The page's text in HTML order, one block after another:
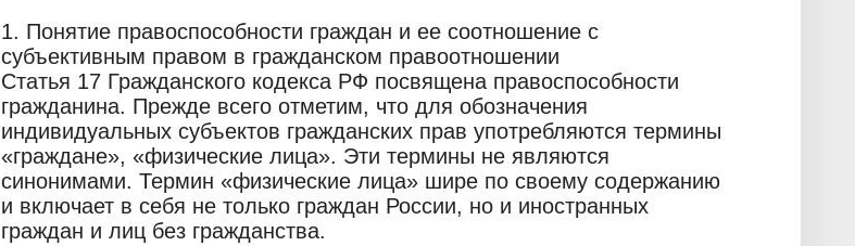
1. Понятие правоспособности граждан и ее соотношение с
субъективным правом в гражданском правоотношении
Статья 17 Гражданского кодекса РФ посвящена правоспособности
гражданина. Прежде всего отметим, что для обозначения
индивидуальных субъектов гражданских прав употребляются термины
«граждане», «физические лица». Эти термины не являются
синонимами. Термин «физические лица» шире по своему содержанию
и включает в себя не только граждан России, но и иностранных
граждан и лиц без гражданства.